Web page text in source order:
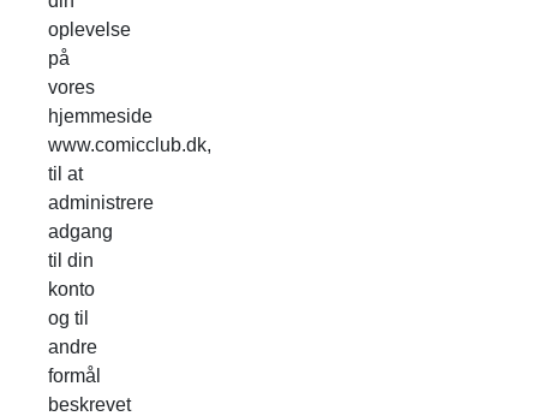
oplevelse
på
vores
hjemmeside
www.comicclub.dk,
til at
administrere
adgang
til din
konto
og til
andre
formål
beskrevet